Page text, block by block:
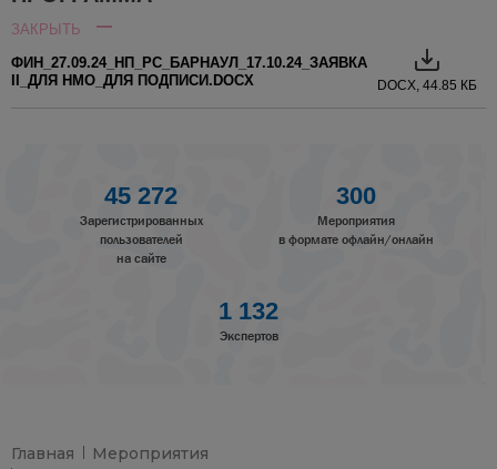
ЗАКРЫТЬ
ФИН_27.09.24_НП_РС_БАРНАУЛ_17.10.24_ЗАЯВКА
II_ДЛЯ НМО_ДЛЯ ПОДПИСИ.DOCX
DOCX, 44.85 КБ
45 272
Зарегистрированных
пользователей
на сайте
300
Мероприятия
в формате офлайн/онлайн
1 132
Экспертов
Главная
Мероприятия